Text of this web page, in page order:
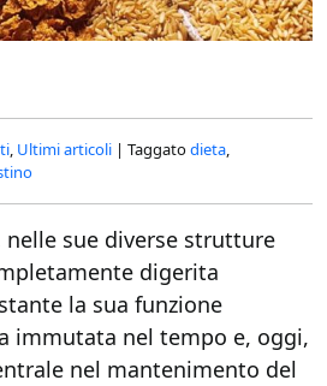
, Ultimi articoli | Taggatodieta,
sue diverse strutture
digerita
la sua funzione
immutata nel tempo e, oggi,
nel mantenimento del